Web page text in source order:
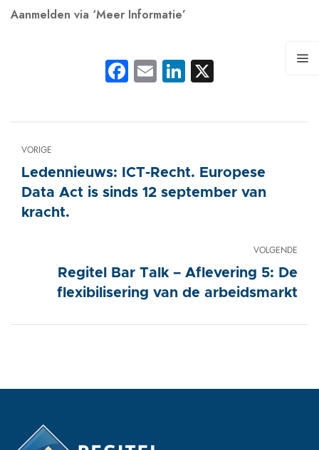
Aanmelden via ‘Meer Informatie’
Facebook
EmailLinkedIn
VORIGE
Ledennieuws: ICT-Recht. Europese
Data Act is sinds 12 september van
kracht.
VOLGENDE
Regitel Bar Talk – Aflevering 5: De
flexibilisering van de arbeidsmarkt